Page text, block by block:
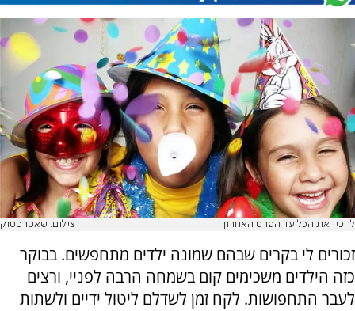
להכין את הכל עד הפרט האחרון צילום: שאטרסטוק
זכורים לי בקרים שבהם שמונה ילדים מתחפשים. בבוקר
כזה הילדים משכימים קום בשמחה הרבה לפניי, ורצים
לעבר התחפושות. לקח זמן לשדלם ליטול ידיים ולשתות